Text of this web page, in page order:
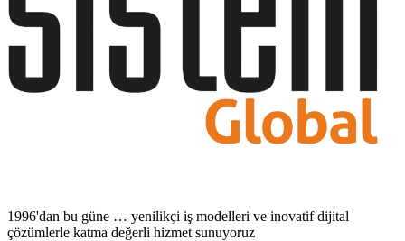
1996'dan bu güne … yenilikçi iş modelleri ve inovatif dijital
çözümlerle katma değerli hizmet sunuyoruz